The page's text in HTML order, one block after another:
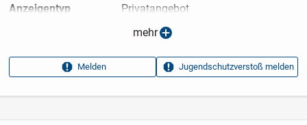
Anzeigen­typ
Privatangebot
28.04.2026
Aufrufe dieser
5
mehr
Melden Jugendschutzverstoß melden